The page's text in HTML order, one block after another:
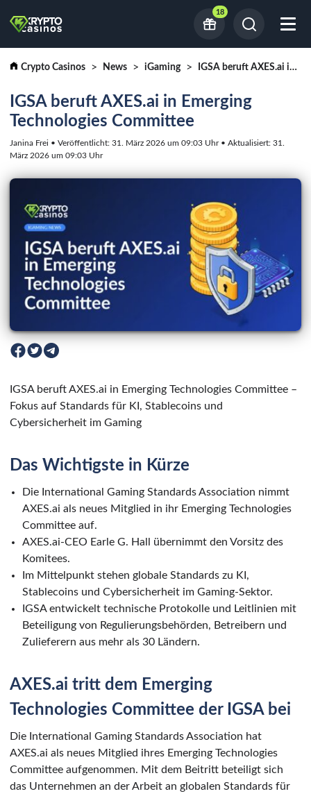
18
Crypto Casinos News iGaming IGSA beruft AXES.ai in Emerging Technologies Committee
IGSA beruft AXES.ai in Emerging
Technologies Committee
Janina Frei • Veröffentlicht: 31. März 2026 um 09:03 Uhr • Aktualisiert: 31.
März 2026 um 09:03 Uhr
IGSA beruft AXES.ai in Emerging Technologies Committee –
Fokus auf Standards für KI, Stablecoins und
Cybersicherheit im Gaming
Das Wichtigste in Kürze
Die International Gaming Standards Association nimmt
AXES.ai als neues Mitglied in ihr Emerging Technologies
Committee auf.
AXES.ai-CEO Earle G. Hall übernimmt den Vorsitz des
Komitees.
Im Mittelpunkt stehen globale Standards zu KI,
Stablecoins und Cybersicherheit im Gaming-Sektor.
IGSA entwickelt technische Protokolle und Leitlinien mit
Beteiligung von Regulierungsbehörden, Betreibern und
Zulieferern aus mehr als 30 Ländern.
AXES.ai tritt dem Emerging
Technologies Committee der IGSA bei
Die International Gaming Standards Association hat
AXES.ai als neues Mitglied ihres Emerging Technologies
Committee aufgenommen. Mit dem Beitritt beteiligt sich
das Unternehmen an der Arbeit an globalen Standards für